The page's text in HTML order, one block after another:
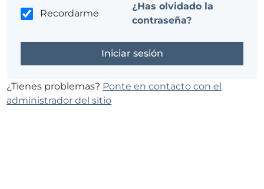
Recordarme
¿Has olvidado la
contraseña?
¿Tienes problemas? Ponte en contacto con el
administrador del sitio